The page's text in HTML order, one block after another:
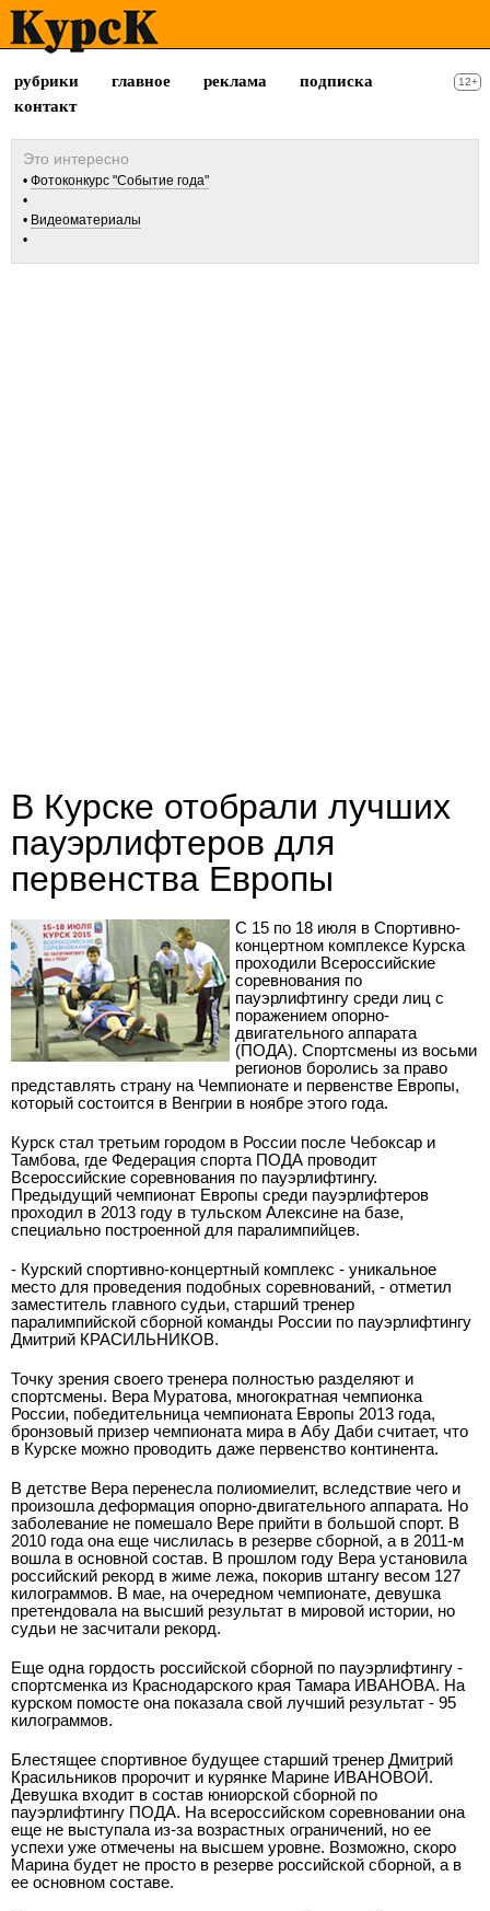
рубрики главное реклама
подписка
контакт
12+
Фотоконкурс "Событие года"
Видеоматериалы
В Курске отобрали лучших
пауэрлифтеров для
первенства Европы
С 15 по 18 июля в Спортивно-
концертном комплексе Курска
проходили Всероссийские
соревнования по
пауэрлифтингу среди лиц с
поражением опорно-
двигательного аппарата
(ПОДА). Спортсмены из восьми
регионов боролись за право
представлять страну на Чемпионате и первенстве Европы,
который состоится в Венгрии в ноябре этого года.
Курск стал третьим городом в России после Чебоксар и
Тамбова, где Федерация спорта ПОДА проводит
Всероссийские соревнования по пауэрлифтингу.
Предыдущий чемпионат Европы среди пауэрлифтеров
проходил в 2013 году в тульском Алексине на базе,
специально построенной для паралимпийцев.
- Курский спортивно-концертный комплекс - уникальное
место для проведения подобных соревнований, - отметил
заместитель главного судьи, старший тренер
паралимпийской сборной команды России по пауэрлифтингу
Дмитрий КРАСИЛЬНИКОВ.
Точку зрения своего тренера полностью разделяют и
спортсмены. Вера Муратова, многократная чемпионка
России, победительница чемпионата Европы 2013 года,
бронзовый призер чемпионата мира в Абу Даби считает, что
в Курске можно проводить даже первенство континента.
В детстве Вера перенесла полиомиелит, вследствие чего и
произошла деформация опорно-двигательного аппарата. Но
заболевание не помешало Вере прийти в большой спорт. В
2010 года она еще числилась в резерве сборной, а в 2011-м
вошла в основной состав. В прошлом году Вера установила
российский рекорд в жиме лежа, покорив штангу весом 127
килограммов. В мае, на очередном чемпионате, девушка
претендовала на высший результат в мировой истории, но
судьи не засчитали рекорд.
Еще одна гордость российской сборной по пауэрлифтингу -
спортсменка из Краснодарского края Тамара ИВАНОВА. На
курском помосте она показала свой лучший результат - 95
килограммов.
Блестящее спортивное будущее старший тренер Дмитрий
Красильников пророчит и курянке Марине ИВАНОВОЙ.
Девушка входит в состав юниорской сборной по
пауэрлифтингу ПОДА. На всероссийском соревновании она
еще не выступала из-за возрастных ограничений, но ее
успехи уже отмечены на высшем уровне. Возможно, скоро
Марина будет не просто в резерве российской сборной, а в
ее основном составе.